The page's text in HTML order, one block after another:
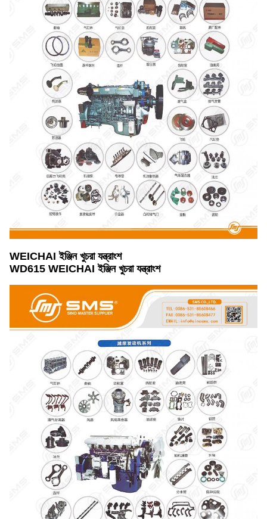
WEICHAI ইঞ্জিন খুচরা যন্ত্রাংশ
WD615 WEICHAI ইঞ্জিন খুচরা যন্ত্রাংশ